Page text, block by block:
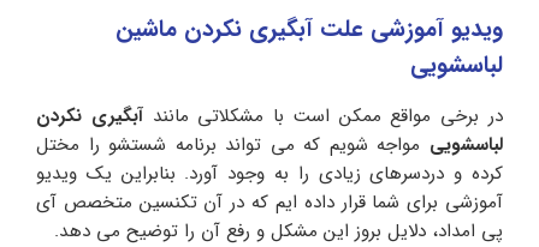
ویدیو آموزشی علت آبگیری نکردن ماشین
لباسشویی
در برخی مواقع ممکن است با مشکلاتی مانندآبگیری نکردن
لباسشویی مواجه شویم که می‌ تواند برنامه شستشو را مختل
کرده و دردسرهای زیادی را به وجود آورد. بنابراین یک ویدیو
آموزشی برای شما قرار داده ایم که در آن تکنسین متخصص آی
پی امداد، دلایل بروز این مشکل و رفع آن را توضیح می دهد.